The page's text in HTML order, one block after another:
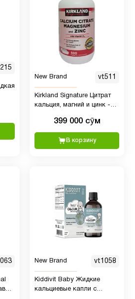
New Brand vt511
Kirkland Signature Цитрат
кальция, магний и цинк -
399 000 сӯм
В корзину
New Brand vt1058
Kiddivit Baby Жидкие
кальциевые капли с